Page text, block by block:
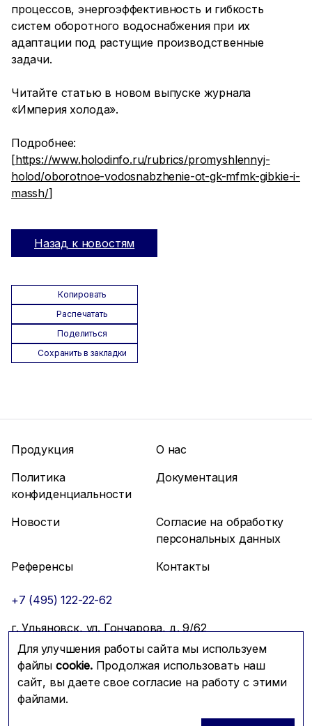
процессов, энергоэффективность и гибкость
систем оборотного водоснабжения при их
адаптации под растущие производственные
задачи.
Читайте статью в новом выпуске журнала
«Империя холода».
Подробнее:
[https://www.holodinfo.ru/rubrics/promyshlennyj-
holod/oborotnoe-vodosnabzhenie-ot-gk-mfmk-gibkie-i-
massh/]
Назад к новостям
Копировать
Распечатать
Поделиться
Сохранить в закладки
Для улучшения работы сайта мы используем
файлы cookie.Продолжая использовать наш
сайт, вы даете свое согласие на работу с этими
файлами.
Продукция
О нас
Политика
конфиденциальности
Документация
Новости
Согласие на обработку
персональных данных
Референсы
Контакты
+7 (495) 122-22-62
г. Ульяновск, ул. Гончарова, д. 9/62
info@mfmc.ru
Связаться с нами